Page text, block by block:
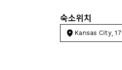
숙소위치
Kansas City,